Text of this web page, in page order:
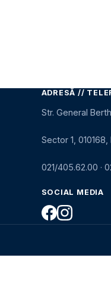
ADRESĂ //
Str. General
Sector 1,
021/405.62.00 ·
SOCIAL MEDIA